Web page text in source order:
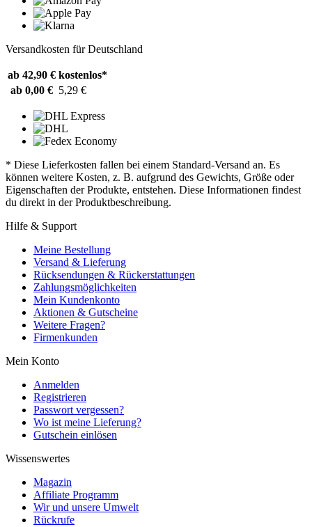
Versandkosten für Deutschland
ab 42,90 € kostenlos*
ab 0,00 € 5,29 €
* Diese Lieferkosten fallen bei einem Standard-Versand an. Es
können weitere Kosten, z. B. aufgrund des Gewichts, Größe oder
Eigenschaften der Produkte, entstehen. Diese Informationen findest
du direkt in der Produktbeschreibung.
Hilfe & Support
Meine Bestellung
Versand & Lieferung
Rücksendungen & Rückerstattungen
Zahlungsmöglichkeiten
Mein Kundenkonto
Aktionen & Gutscheine
Weitere Fragen?
Firmenkunden
Mein Konto
Anmelden
Registrieren
Passwort vergessen?
Wo ist meine Lieferung?
Gutschein einlösen
Wissenswertes
Magazin
Affiliate Programm
Wir und unsere Umwelt
Rückrufe